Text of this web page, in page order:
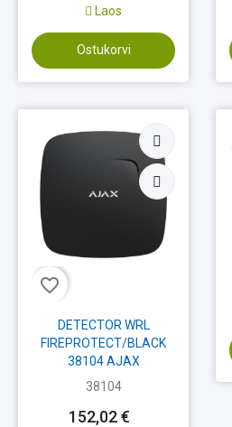
Laos
Ostukorvi
favorite_border
DETECTOR WRL
FIREPROTECT/BLACK
38104 AJAX
38104
152,02 €